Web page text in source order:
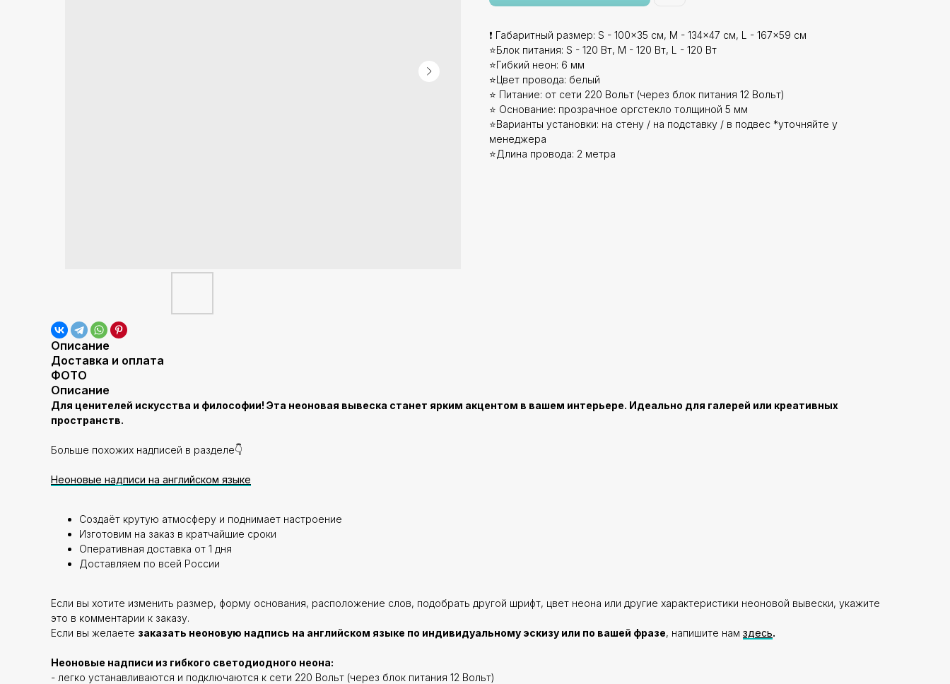
❗ Габаритный размер: S - 100x35 см, M - 134x47 см, L - 167x59 см
⭐Блок питания: S - 120 Вт, M - 120 Вт, L - 120 Вт
⭐Гибкий неон: 6 мм
⭐Цвет провода: белый
⭐ Питание: от сети 220 Вольт (через блок питания 12 Вольт)
⭐ Основание: прозрачное оргстекло толщиной 5 мм
⭐Варианты установки: на стену / на подставку / в подвес *уточняйте у
менеджера
⭐Длина провода: 2 метра
Описание
Доставка и оплата
ФОТО
Описание
Для ценителей искусства и философии! Эта неоновая вывеска станет ярким акцентом в вашем интерьере. Идеально для галерей или креативных
пространств.
Больше похожих надписей в разделе👇
Неоновые надписи на английском языке
Создаёт крутую атмосферу и поднимает настроение
Изготовим на заказ в кратчайшие сроки
Оперативная доставка от 1 дня
Доставляем по всей России
Если вы хотите изменить размер, форму основания, расположение слов, подобрать другой шрифт, цвет неона или другие характеристики неоновой вывески, укажите
это в комментарии к заказу.
Если вы желаете заказать неоновую надпись на английском языке по индивидуальному эскизу или по вашей фразе, напишите нам здесь.
Неоновые надписи из гибкого светодиодного неона:
- легко устанавливаются и подключаются к сети 220 Вольт (через блок питания 12 Вольт)